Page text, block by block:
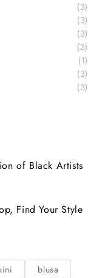
(3)
(3)
(3)
(3)
(1)
(3)
(3)
of Black Artists
Find Your Style
blusa